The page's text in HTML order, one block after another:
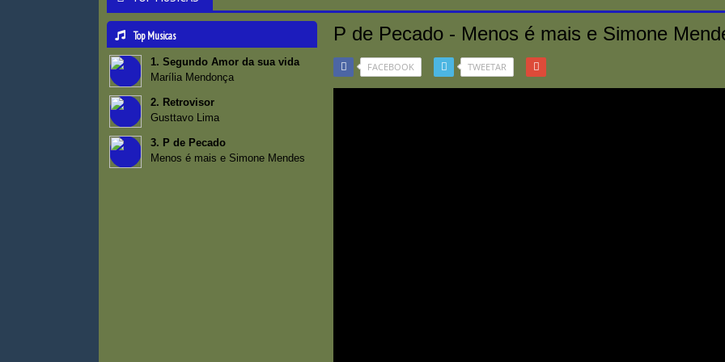
Top Musicas
1. Segundo Amor da sua vida
Marília Mendonça
2. Retrovisor
Gusttavo Lima
3. P de Pecado
Menos é mais e Simone Mendes
P de Pecado - Menos é mais e Simone
FACEBOOK TWEETAR